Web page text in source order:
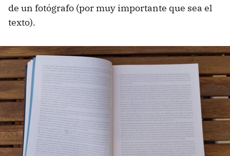
de un fotógrafo (por muy importante que sea el
texto).